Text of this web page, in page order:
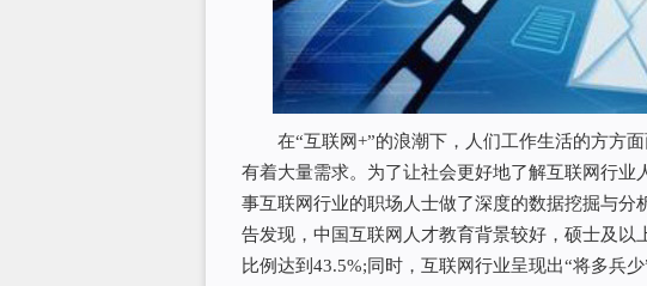
在“互联网+”的浪潮下，人们工作生活的方方面
有着大量需求。为了让社会更好地了解互联网行业
事互联网行业的职场人士做了深度的数据挖掘与
告发现，中国互联网人才教育背景较好，硕士及以
比例达到43.5%;同时，互联网行业呈现出“将多兵